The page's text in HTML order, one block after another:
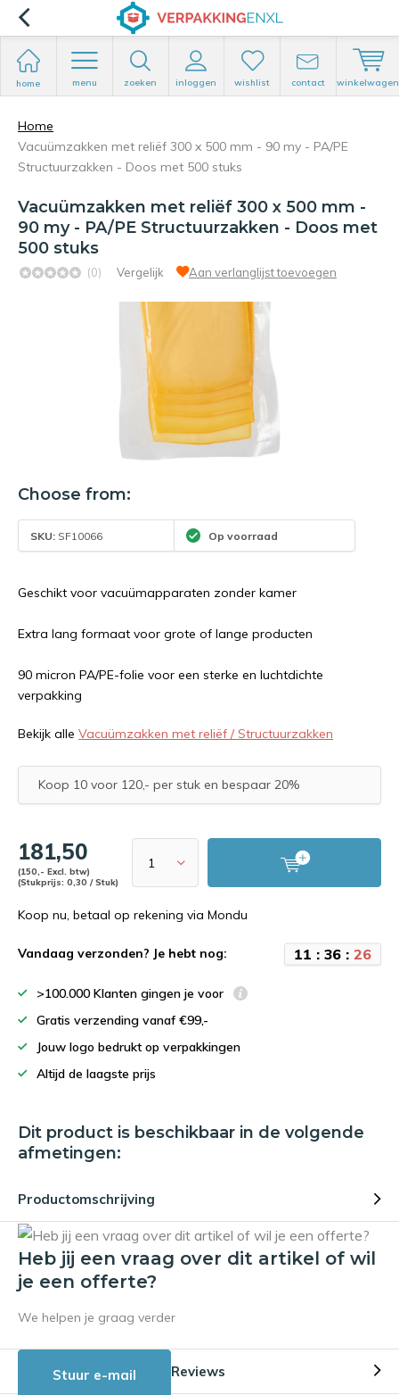
home menu zoeken inloggen wishlist contact winkelwagen
Home
Vacuümzakken met reliëf 300 x 500 mm - 90 my - PA/PE
Structuurzakken - Doos met 500 stuks
Vacuümzakken met reliëf 300 x 500 mm -
90 my - PA/PE Structuurzakken - Doos met
500 stuks
(0) Vergelijk Aan verlanglijst toevoegen
Choose from:
SKU: SF10066 Op voorraad
Geschikt voor vacuümapparaten zonder kamer
Extra lang formaat voor grote of lange producten
90 micron PA/PE-folie voor een sterke en luchtdichte
verpakking
Bekijk alle Vacuümzakken met reliëf / Structuurzakken
Koop 10 voor 120,- per stuk en bespaar 20%
181,50
(150,- Excl. btw)
(Stukprijs: 0,30 / Stuk)
Koop nu, betaal op rekening via Mondu
Vandaag verzonden? Je hebt nog: 11 : 36 : 26
>100.000 Klanten gingen je voor
Gratis verzending vanaf €99,-
Jouw logo bedrukt op verpakkingen
Altijd de laagste prijs
Dit product is beschikbaar in de volgende
afmetingen:
Productomschrijving
Heb jij een vraag over dit artikel of wil
je een offerte?
We helpen je graag verder
Stuur e-mail Reviews